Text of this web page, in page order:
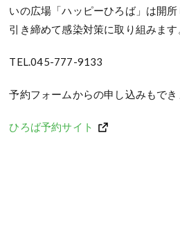
いの広場「ハッピーひろば」は開
引き締めて感染対策に取り組みます
TEL.045-777-9133
予約フォームからの申し込みもでき
ひろば予約サイト